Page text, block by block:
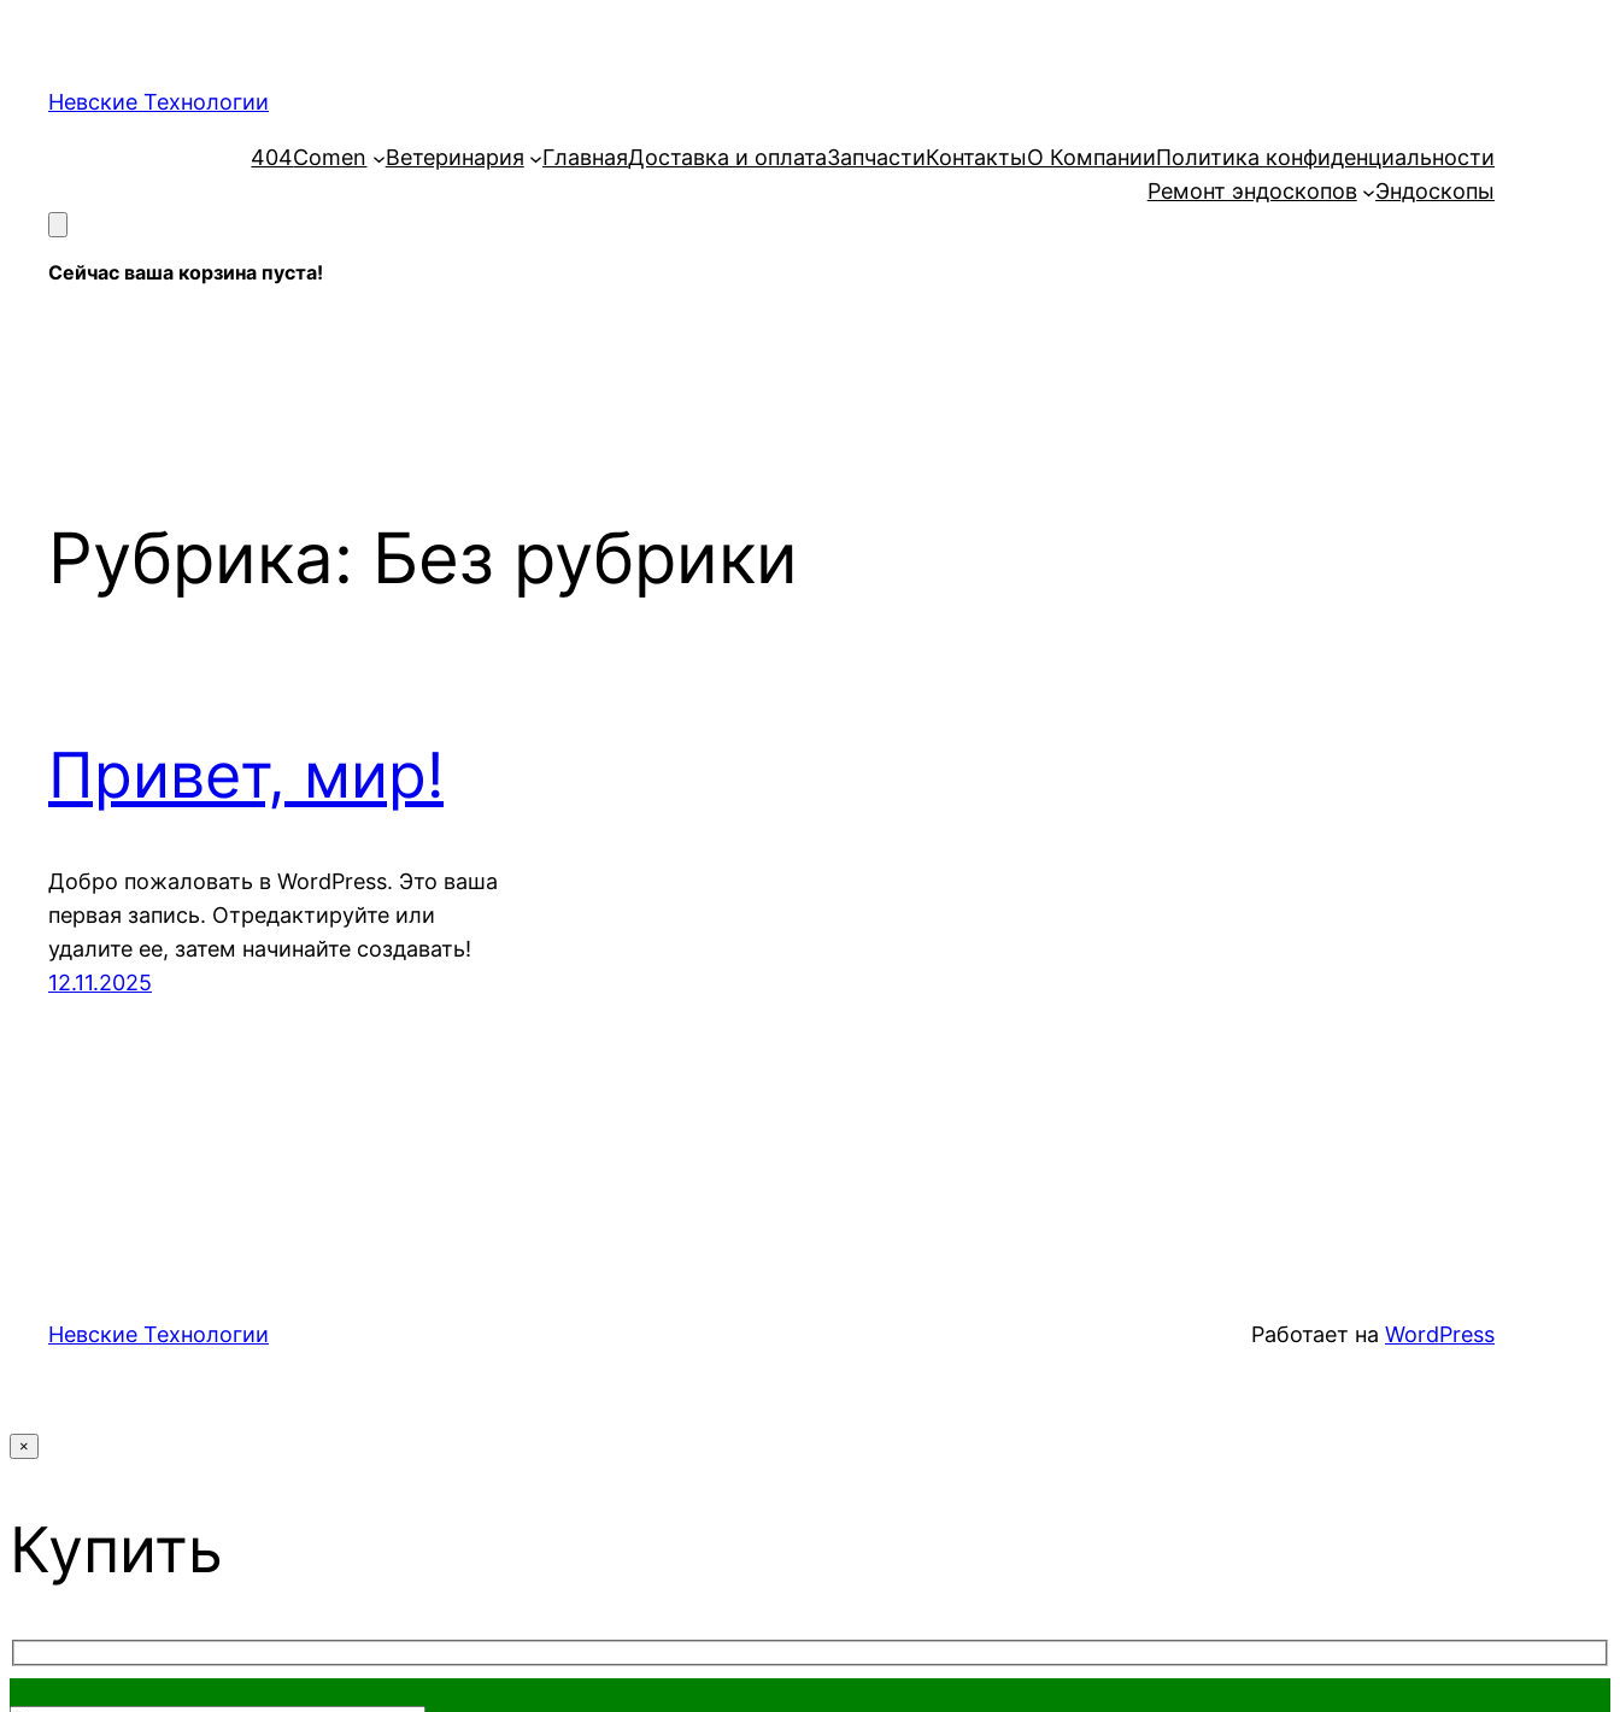
содержимому
Невские Технологии
404Comen Ветеринария ГлавнаяДоставка и оплатаЗапчастиКонтактыО КомпанииПолитика конфиденциальности
Ремонт эндоскопов
Эндоскопы
Сейчас ваша корзина пуста!
Рубрика: Без рубрики
Привет, мир!
Добро пожаловать в WordPress. Это ваша
первая запись. Отредактируйте или
удалите ее, затем начинайте создавать!
12.11.2025
Невские Технологии Работает на WordPress
×
Купить